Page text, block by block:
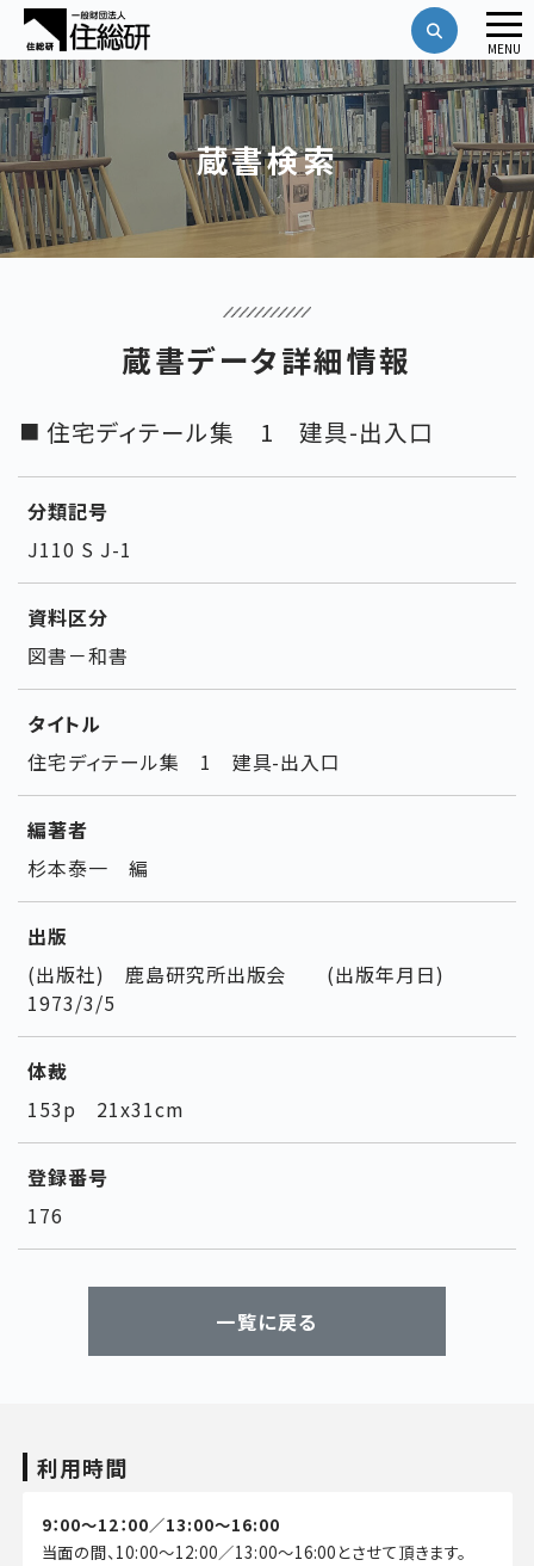
蔵書検索
蔵書データ詳細情報
住宅ディテール集 1 建具-出入口
分類記号
J110 S J-1
資料区分
図書－和書
タイトル
住宅ディテール集 1 建具-出入口
編著者
杉本泰一 編
出版
(出版社) 鹿島研究所出版会 (出版年月日)
1973/3/5
体裁
153p 21x31cm
登録番号
176
一覧に戻る
利用時間
9：00～12：00／13:00～16:00
当面の間、10:00～12:00／13:00～16:00とさせて頂きます。
メ
ニ
ュ
ー
MENU